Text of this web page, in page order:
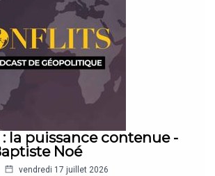
: la puissance contenue -
Noé
vendredi 17 juillet 2026